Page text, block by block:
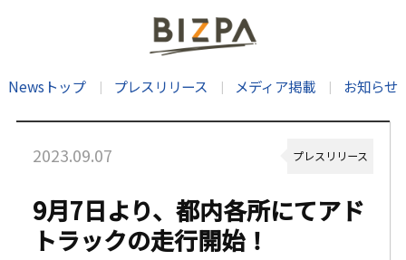
Newsトップ プレスリリース メディア掲載 お知らせ
2023.09.07 プレスリリース
9月7日より、都内各所にてアド
トラックの走行開始！